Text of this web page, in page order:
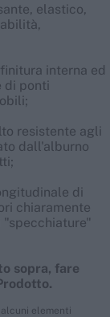
elastico,
interna ed
di ponti
resistente agli
dall'alburno
di
chiaramente
"specchiature"
sopra, fare
elementi